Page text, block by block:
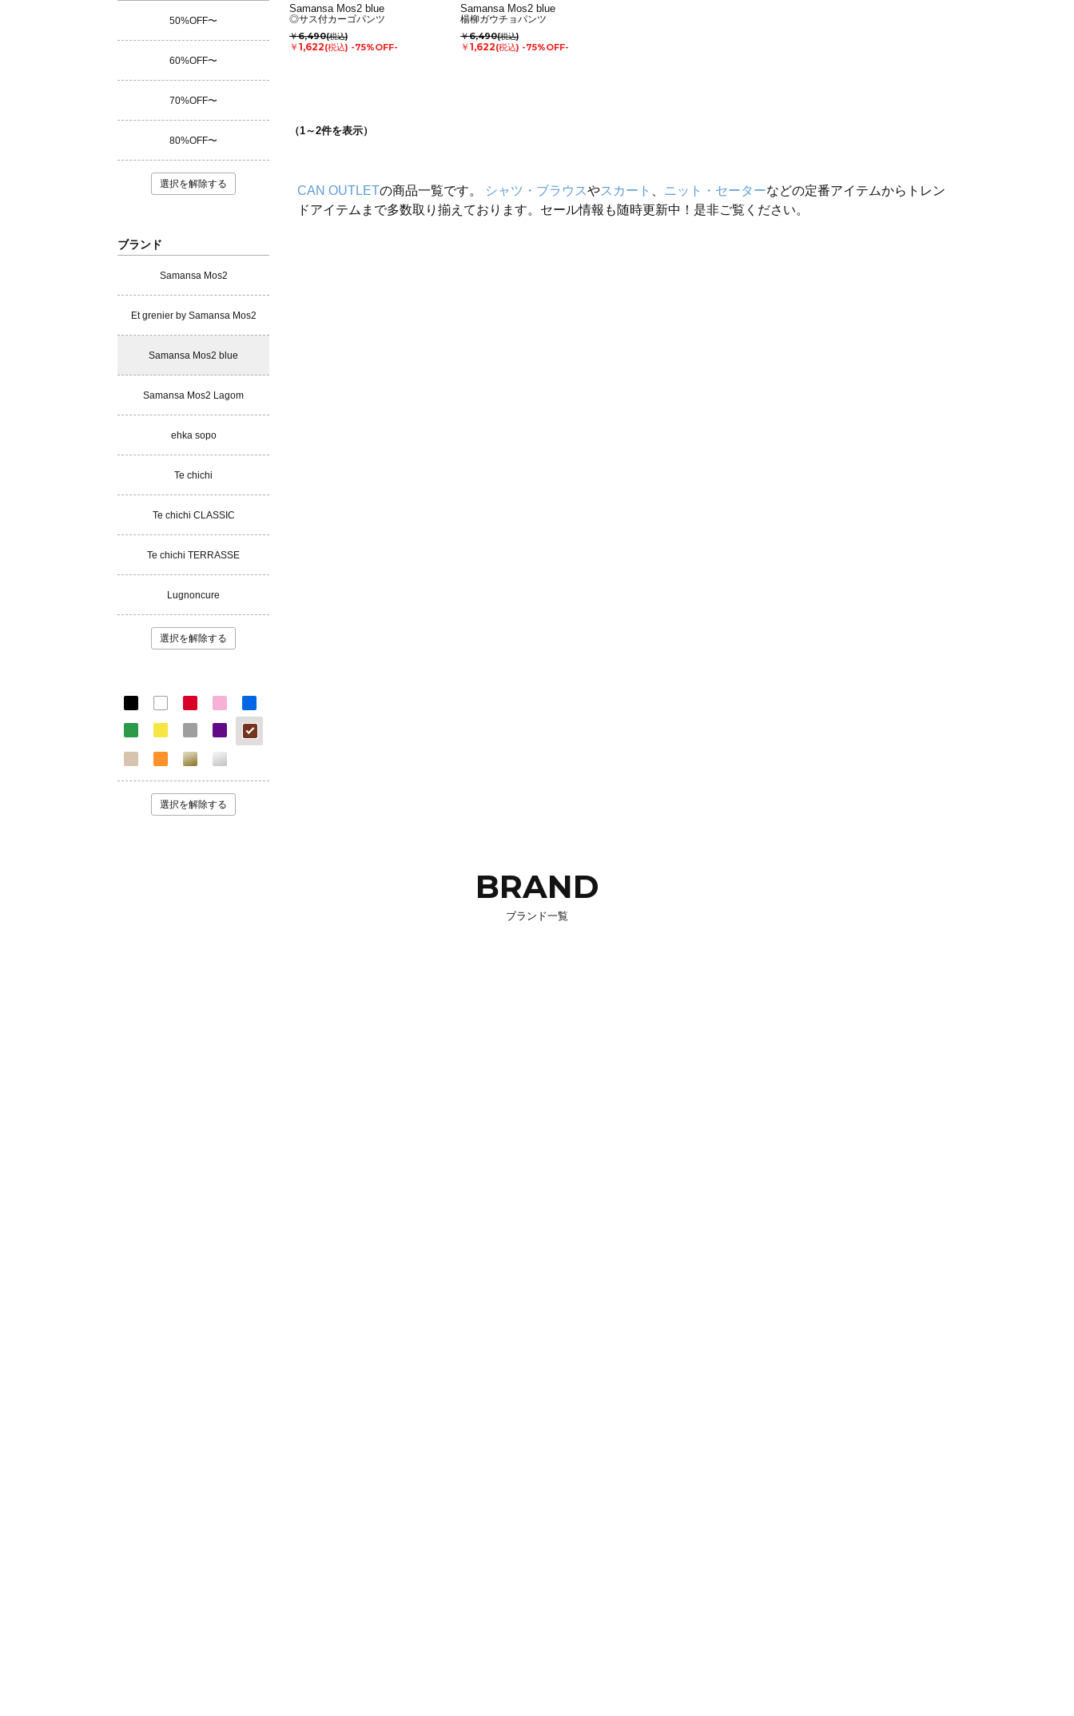
50%OFF〜
60%OFF〜
70%OFF〜
80%OFF〜
選択を解除する
ブランド
Samansa Mos2
Et grenier by Samansa Mos2
Samansa Mos2 blue
Samansa Mos2 Lagom
ehka sopo
Te chichi
Te chichi CLASSIC
Te chichi TERRASSE
Lugnoncure
選択を解除する
選択を解除する
Samansa Mos2 blue
◎サス付カーゴパンツ
￥6,490(税込)
￥1,622(税込) -75%OFF-
Samansa Mos2 blue
楊柳ガウチョパンツ
￥6,490(税込)
￥1,622(税込) -75%OFF-
（1～2件を表示）
CAN OUTLETの商品一覧です。 シャツ・ブラウスやスカート ニット・セーターなどの定番アイテムからトレン
ドアイテムまで多数取り揃えております。セール情報も随時更新中！是非ご覧ください。
BRAND
ブランド一覧